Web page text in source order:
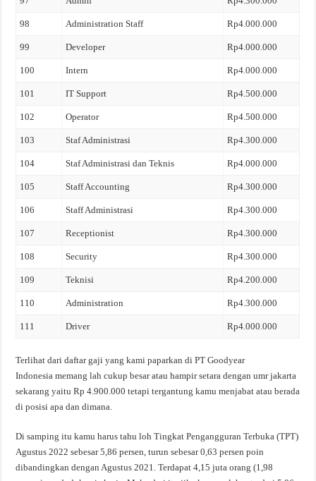
98 Administration Staff Rp4.000.000
99 Developer Rp4.000.000
100 Intern Rp4.000.000
101 IT Support Rp4.500.000
102 Operator Rp4.500.000
103 Staf Administrasi Rp4.300.000
104 Staf Administrasi dan Teknis Rp4.000.000
105 Staff Accounting Rp4.300.000
106 Staff Administrasi Rp4.300.000
107 Receptionist Rp4.300.000
108 Security Rp4.300.000
109 Teknisi Rp4.200.000
110 Administration Rp4.300.000
111 Driver Rp4.000.000
Terlihat dari daftar gaji yang kami paparkan di PT Goodyear
Indonesia memang lah cukup besar atau hampir setara dengan umr jakarta
sekarang yaitu Rp 4.900.000 tetapi tergantung kamu menjabat atau berada
di posisi apa dan dimana.
Di samping itu kamu harus tahu loh Tingkat Pengangguran Terbuka (TPT)
Agustus 2022 sebesar 5,86 persen, turun sebesar 0,63 persen poin
dibandingkan dengan Agustus 2021. Terdapat 4,15 juta orang (1,98